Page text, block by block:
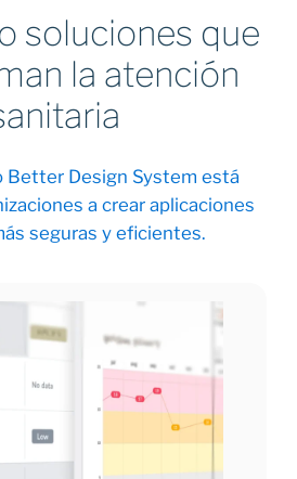
soluciones que
la atención
Better Design System está
a crear aplicaciones
seguras y eficientes.